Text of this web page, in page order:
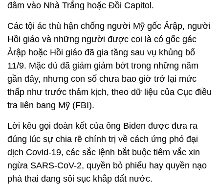
đâm vào Nhà Trắng hoặc Đồi Capitol.
Các tội ác thù hận chống người Mỹ gốc Ảrập, người
Hồi giáo và những người được coi là có gốc gác
Ảrập hoặc Hồi giáo đã gia tăng sau vụ khủng bố
11/9. Mặc dù đã giảm giảm bớt trong những năm
gần đây, nhưng con số chưa bao giờ trở lại mức
thấp như trước thảm kịch, theo dữ liệu của Cục điều
tra liên bang Mỹ (FBI).
Lời kêu gọi đoàn kết của ông Biden được đưa ra
đúng lúc sự chia rẽ chính trị về cách ứng phó đại
dịch Covid-19, các sắc lệnh bắt buộc tiêm vắc xin
ngừa SARS-CoV-2, quyền bỏ phiếu hay quyền nạo
phá thai đang sôi sục khắp đất nước.